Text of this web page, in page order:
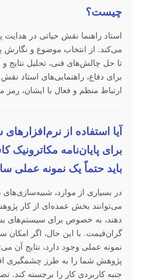
چیست؟
استاد راهنما نقش حیاتی در
می‌کند. از انتخاب موضوع و نگارش
تا حل چالش‌های فنی، تحلیل نتایج و
برای دفاع، راهنمایی‌های استاد نقش
ارتباط منظم و فعال با ایشان،
آیا استفاده از
برای پایان‌نامه مکاترونیک
باید حتماً یک نمونه عملی
در بسیاری از موارد، شبیه‌سازی‌های
می‌توانند بخش عمده‌ای از کار
دهند، به خصوص برای سیستم‌های
گران‌قیمت. با این حال، اگر امکان
نمونه عملی وجود دارد، نتایج آن
پژوهش شما را به طرز چشمگیری
جنبه کاربردی کار را برجسته کند.